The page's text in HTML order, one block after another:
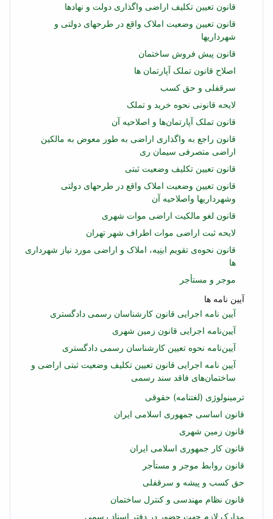
قانون تعیین تکلیف اراضی واگذاری دولت و نهادها
قانون تعیین وضعیت املاک واقع در طرحهای دولتی و
شهرداریها
قانون پیش فروش ساختمان
اصلاح قانون تملک آپارتمان‌ ها
سرقفلی و حق كسب
لایحه قانونی نحوه خرید و تملک
قانون تملک آپارتمان‌ها و اصلاحیه آن
قانون راجع به واگذاری اراضی به طور معوض به مالکین
اراضی متصرفی سیمان ری
قانون تعیین تكلیف وضعیت ثبتی
قانون تعیین وضعیت املاک واقع در طرحهای دولتی
وشهرداریها واصلاحیه آن
قانون لغو مالكیت اراضی موات شهری
لایحه ثبت اراضی موات اطراف شهر تهران
قانون نحوه‌ی تقویم ابنِیه، املاک و اراضی مورد نیاز شهرداری‌
ها
موجر و مستأجر
آیین نامه ها
آیین نامه اجرایی قانون کارشناسان رسمی دادگستری
آیین‌نامه اجرایی قانون زمین شهری
آیین‌نامه نحوه تعیین كارشناسان رسمی دادگستری
آیین نامه اجرایی قانون تعیین تکلیف وضعیت ثبتی اراضی و
ساختمان‌های فاقد سند رسمی
ترمینولوژی (لغتنامه) حقوقی
قانون اساسی جمهوری اسلامی ایران
قانون زمین شهری
قانون کار جمهوری اسلامی ایران
قانون روابط موجر و مستأجر
حق کسب و پیشه و سرقفلی
قانون نظام مهندسی و کنترل ساختمان
مدارک لازم جهت حضور در دفتر اسناد رسمی